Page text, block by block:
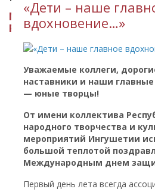
МИНИСТЕРСТВО
РЕСПУБЛИКИ ИНГУШЕТИЯ
​«Дети – наше
вдохновение…»
Уважаемые коллеги,
наставники и наши
— юные творцы!
От имени коллектива
народного творчества и
мероприятий Ингушетии
большой теплотой
Международным днем
Первый день лета всегда